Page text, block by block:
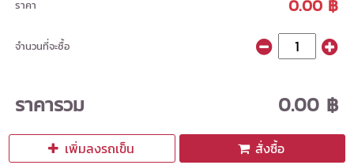
ราคา 0.00 ฿
จำนวนที่จะซื้อ
ราคารวม 0.00 ฿
เพิ่มลงรถเข็น สั่งซื้อ